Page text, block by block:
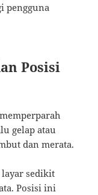
pengguna
Posisi
gelap atau
dan merata.
layar sedikit
Posisi ini